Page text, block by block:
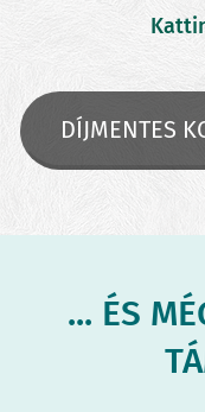
DÍJMENTES
... ÉS